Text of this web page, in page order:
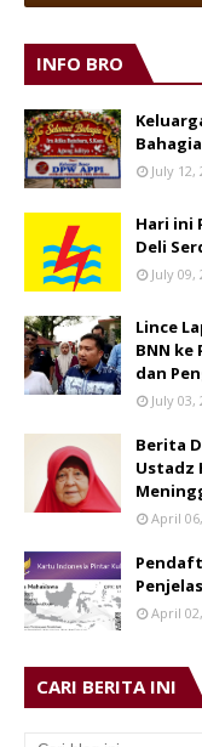
INFO BRO
July 12,
Hari ini
Deli
July 09,
Lince
BNN
dan
July 03,
Berita
Ustadz
April
April
CARI BERITA INI